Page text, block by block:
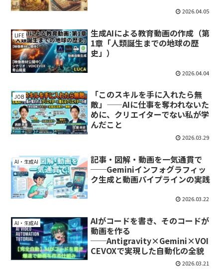
2026.04.05
LIFE
生成AIによる教育動画の作成（第
1章「人類誕生までの地球の歴
史」）
2026.04.04
JOB
「このスキルを手に入れたら無
敵」——AIに仕事を奪われないた
めに、クリエイターでない私が学
んだこと
2026.03.29
AI・生成AI
記事・図解・動画を一気通貫で
──Geminiインフォグラフィッ
ク生成と動画パイプラインの実践
2026.03.22
AI・生成AI
AIがコードを書き、そのコードが
動画を作る
──Antigravity×Gemini×VOI
CEVOXで実現した自動化の全貌
2026.03.21